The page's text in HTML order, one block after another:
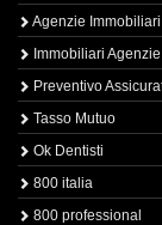
Agenzie Immobiliari
Immobiliari Agenzie
Preventivo
Tasso Mutuo
Ok Dentisti
800 italia
800 professional